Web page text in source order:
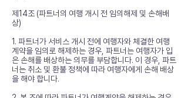
제14조 (파트너의 여행 개시 전 임의해제 및 손해배
상)
1. 파트너가 서비스 개시 전에 여행자와 체결한 여행
계약을 임의로 해제하는 경우, 파트너는 여행자가 입
은 손해를 배상하는 의무를 부담합니다. 이 경우, 파트
너는 취소 및 환불 정책에 따라 여행자에게 손해 배상
을 해야 합니다.